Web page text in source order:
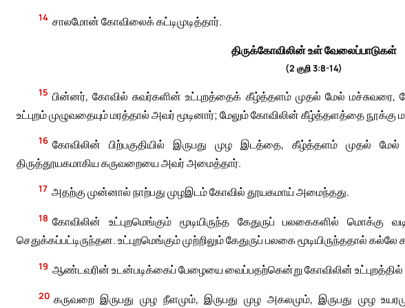
14 சாலமோன் கோவிலைக் கட்டிமுடித்தார்.
திருக்கோவிலின் உள் வேலைப்பாடுகள்
(2 குறி 3:8-14)
15 பின்னர், கோவில் சுவர்களின் உட்புறத்தைக் கீழ்த்தளம் முதல் மேல் மச்சுவரை,
உட்புறம் முழுவதையும் மரத்தால் அவர் மூடினார்; மேலும் கோவிலின் கீழ்த்தளத்தை நூக்கு
16 கோவிலின் பிற்பகுதியில் இருபது முழ இடத்தை, கீழ்த்தளம் முதல் மேல்
திருத்தூயகமாகிய கருவறையை அவர் அமைத்தார்.
17 அதற்கு முன்னால் நாற்பது முழஇடம் கோவில் தூயகமாய் அமைந்தது.
18 கோவிலின் உட்புறமெங்கும் மூடியிருந்த கேதுருப் பலகைகளில் மொக்கு
செதுக்கப்பட்டிருந்தன. உட்புறமெங்கும் முற்றிலும் கேதுருப் பலகை மூடியிருந்ததால்
19 ஆண்டவரின் உடன்படிக்கைப் பேழையை வைப்பதற்கென்று கோவிலின்
20 கருவறை இருபது முழ நீளமும், இருபது முழ அகலமும், இருபது முழ